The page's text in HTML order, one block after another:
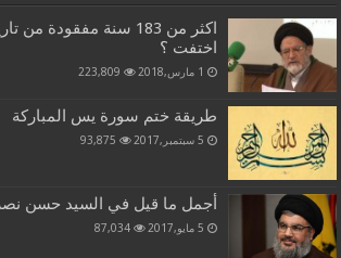
اكثر من 183 سنة مفقودة
اختفت ؟
1 مارس,2018 223,809
طريقة ختم سورة يس المباركة
5 سبتمبر,2017 93,875
أجمل ما قيل في السيد حسن نصر
5 مايو,2017 87,034